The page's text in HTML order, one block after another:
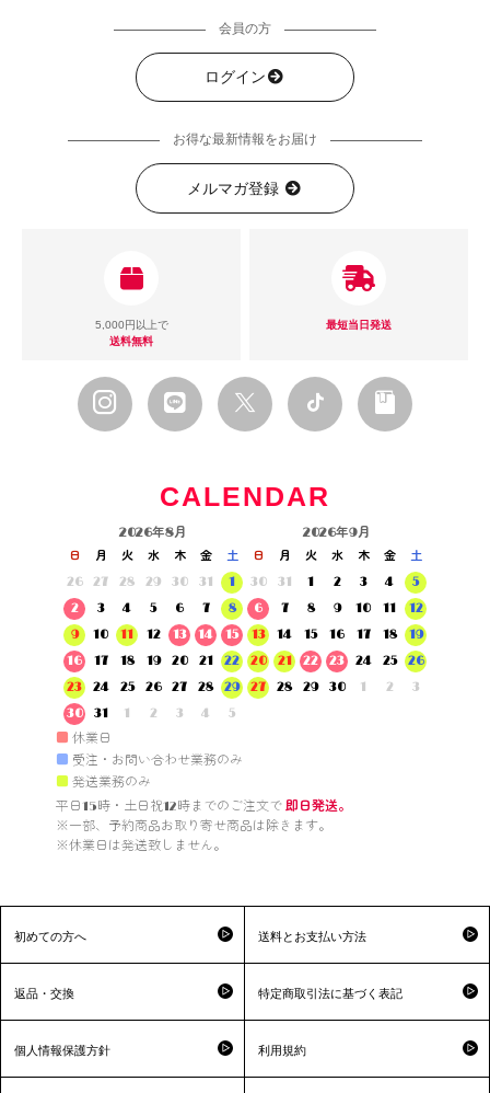
会員の方
ログイン
お得な最新情報をお届け
メルマガ登録
5,000円以上で
送料無料
最短当日発送
CALENDAR
2026年8月
日 月 火 水 木 金
土
26
27 28 29 30 31
1
2
3 4 5 6 7
8
9
10 11 12 13 14
15
16
17 18 19 20 21
22
23
24 25 26 27 28
29
30
31 1 2 3 4 5
2026年9月
日 月 火 水 木 金
土
30
31 1 2 3 4
5
6
7 8 9 10 11
12
13
14 15 16 17 18
19
20
21 22 23 24 25
26
27
28 29 30 1 2 3
■ 休業日
■ 受注・お問い合わせ業務のみ
■ 発送業務のみ
平日15時・土日祝12時までのご注文で 即日発送。
※一部、予約商品お取り寄せ商品は除きます。
※休業日は発送致しません。
初めての方へ 送料とお支払い方法
返品・交換 特定商取引法に基づく表記
個人情報保護方針 利用規約